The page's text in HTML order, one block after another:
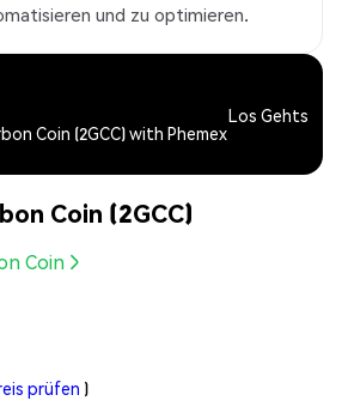
und zu optimieren.
Coin (2GCC) with Phemex
Los Gehts
Coin (2GCC)
Coin
prüfen )